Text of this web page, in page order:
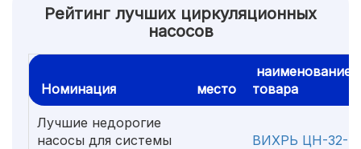
Рейтинг лучших циркуляционных
насосов
Номинация место
наименование
товара
Лучшие недорогие
насосы для системы
ВИХРЬ ЦН-32-